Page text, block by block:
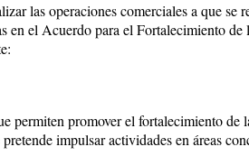
las operaciones comerciales a que se
en el Acuerdo para el Fortalecimiento
permiten promover el fortalecimiento de
impulsar actividades en áreas